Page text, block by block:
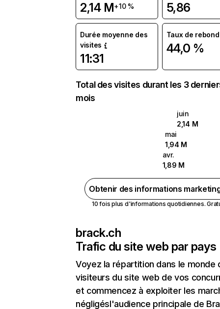
2,14 M+10 % 5,86
Durée moyenne des
visites
11:31
Taux de rebond
44,0 %
Total des visites durant les 3
mois
juin
2,14 M
mai
1,94 M
avr.
1,89 M
Obtenir des informations
10 fois plus d'informations quotidiennes.
brack.ch
Trafic du site web par pays
Voyez la répartition dans le monde
visiteurs du site web de vos
et commencez à exploiter les
négligésl'audience principale de